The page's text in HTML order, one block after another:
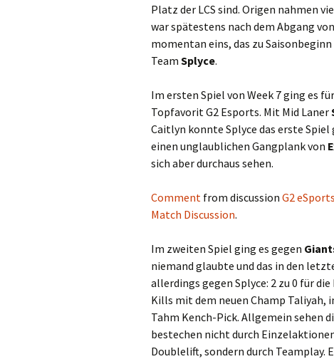
Platz der LCS sind. Origen nahmen
war spätestens nach dem Abgang
momentan eins, das zu
Team Splyce.
Im ersten Spiel von Week 7 ging es
Topfavorit G2 Esports. Mit Mid Laner
Caitlyn konnte Splyce das erste
einen unglaublichen Gangplank von
sich aber durchaus sehen.
Comment from discussion G2
Match Discussion.
Im zweiten Spiel ging es gegen
niemand glaubte und das in den
allerdings gegen Splyce: 2 zu 0 für
Kills mit dem neuen Champ Taliyah,
Tahm Kench-Pick. Allgemein sehen
bestechen nicht durch
Doublelift, sondern durch Teamplay.